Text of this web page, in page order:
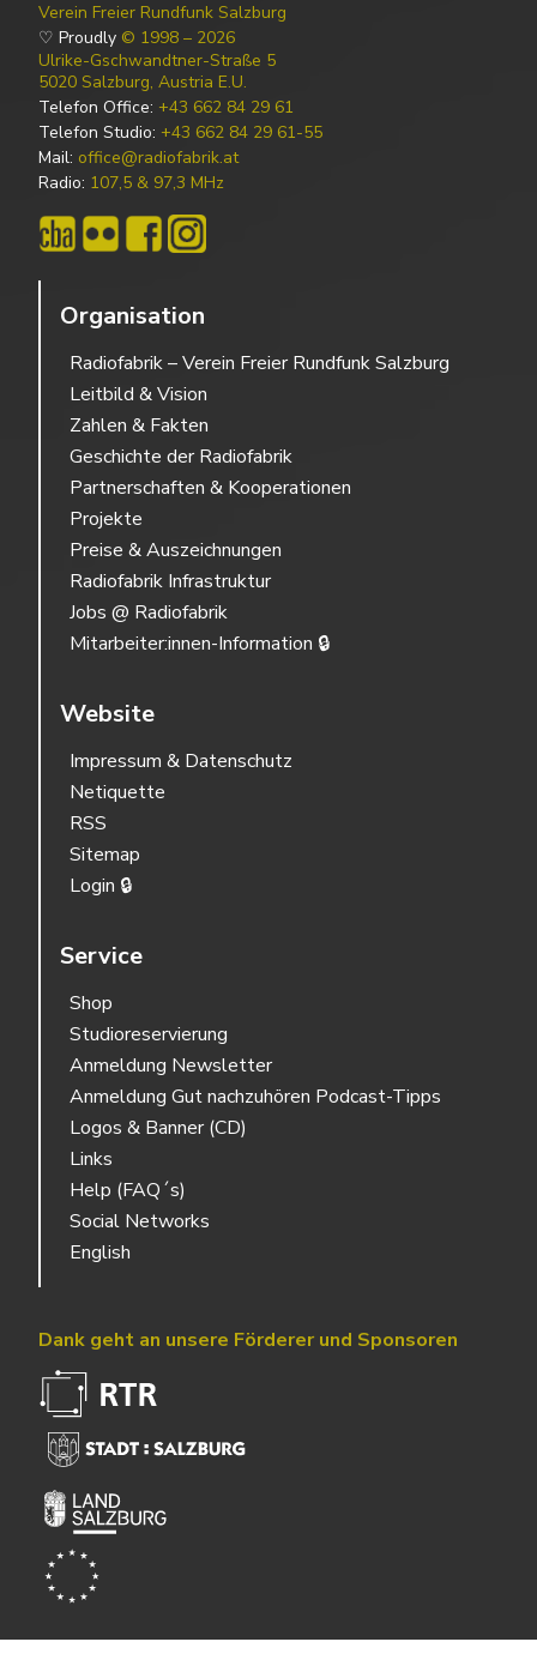
Verein Freier Rundfunk Salzburg
♡ Proudly © 1998 – 2026
Ulrike-Gschwandtner-Straße 5
5020 Salzburg, Austria E.U.
Telefon Office: +43 662 84 29 61
Telefon Studio: +43 662 84 29 61-55
Mail: office@radiofabrik.at
Radio: 107,5 & 97,3 MHz
Organisation
Radiofabrik – Verein Freier Rundfunk Salzburg
Leitbild & Vision
Zahlen & Fakten
Geschichte der Radiofabrik
Partnerschaften & Kooperationen
Projekte
Preise & Auszeichnungen
Radiofabrik Infrastruktur
Jobs @ Radiofabrik
Mitarbeiter:innen-Information 🔒
Website
Impressum & Datenschutz
Netiquette
RSS
Sitemap
Login 🔒
Service
Shop
Studioreservierung
Anmeldung Newsletter
Anmeldung Gut nachzuhören Podcast-Tipps
Logos & Banner (CD)
Links
Help (FAQ´s)
Social Networks
English
Dank geht an unsere Förderer und Sponsoren